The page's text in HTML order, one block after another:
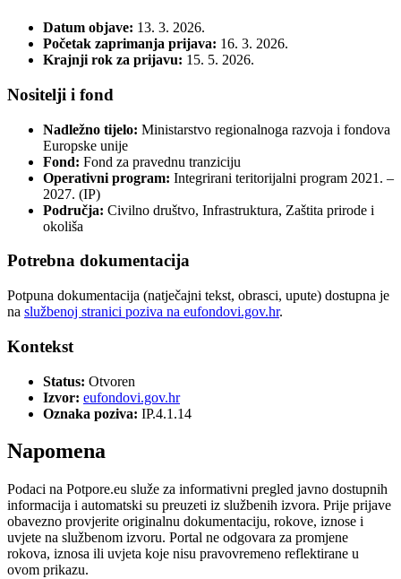
Datum objave: 13. 3. 2026.
Početak zaprimanja prijava: 16. 3. 2026.
Krajnji rok za prijavu: 15. 5. 2026.
Nositelji i fond
Nadležno tijelo: Ministarstvo regionalnoga razvoja i fondova
Europske unije
Fond: Fond za pravednu tranziciju
Operativni program: Integrirani teritorijalni program 2021. –
2027. (IP)
Područja: Civilno društvo, Infrastruktura, Zaštita prirode i
okoliša
Potrebna dokumentacija
Potpuna dokumentacija (natječajni tekst, obrasci, upute) dostupna je
na službenoj stranici poziva na eufondovi.gov.hr.
Kontekst
Status: Otvoren
Izvor: eufondovi.gov.hr
Oznaka poziva: IP.4.1.14
Napomena
Podaci na Potpore.eu služe za informativni pregled javno dostupnih
informacija i automatski su preuzeti iz službenih izvora. Prije prijave
obavezno provjerite originalnu dokumentaciju, rokove, iznose i
uvjete na službenom izvoru. Portal ne odgovara za promjene
rokova, iznosa ili uvjeta koje nisu pravovremeno reflektirane u
ovom prikazu.